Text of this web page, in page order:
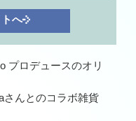
へ
プロデュースのオリ
さんとのコラボ雑貨